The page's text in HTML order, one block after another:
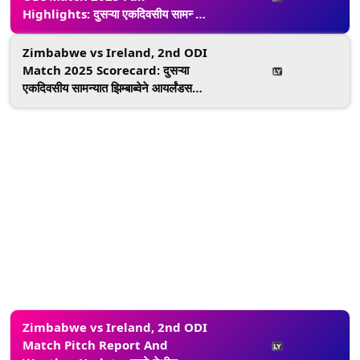
Highlights: दुसऱ्या एकदिवसीय सामन्यात
आयर्लंडने झिम्बाब्वेचा 6 विकेट्सने पराभव
करून मालिका केली बरोबरीत, पॉल स्टर्लिंगची
शानदार खेळी
Zimbabwe vs Ireland, 2nd ODI
Match 2025 Scorecard: दुसऱ्या
एकदिवसीय सामन्यात झिम्बाब्वेने आयर्लंडसमोर
Zimbabwe vs Ireland, 2nd ODI
Match Pitch Report And